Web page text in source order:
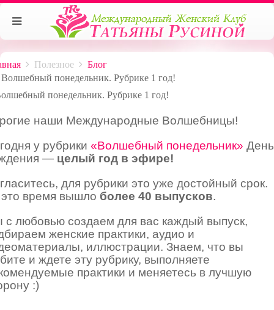
Полезное
Блог
Волшебный понедельник. Рубрике 1 год!
наши Международные Волшебницы!
у рубрики «Волшебный понедельник» День
— целый год в эфире!
для рубрики это уже достойный срок.
время вышло более 40 выпусков.
любовью создаем для вас каждый выпуск,
женские практики, аудио и
иллюстрации. Знаем, что вы
и ждете эту рубрику, выполняете
практики и меняетесь в лучшую
:)